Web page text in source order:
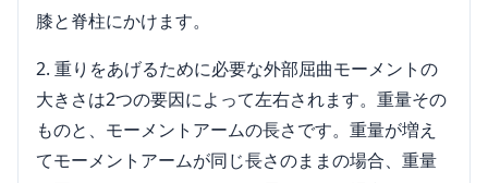
膝と脊柱にかけます。
重りをあげるために必要な外部屈曲モーメントの
大きさは2つの要因によって左右されます。重量その
ものと、モーメントアームの長さです。重量が増え
てモーメントアームが同じ長さのままの場合、重量